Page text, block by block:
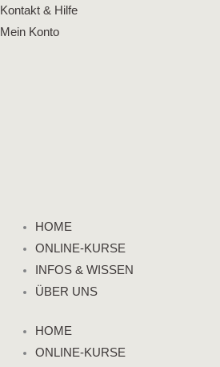
Zum
Inhalt
Kontakt & Hilfe
Mein Konto
HOME
ONLINE-KURSE
INFOS & WISSEN
ÜBER UNS
HOME
ONLINE-KURSE
Flyout
Menu